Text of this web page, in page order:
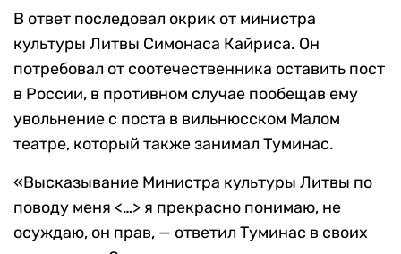
В ответ последовал окрик от министра
культуры Литвы Симонаса Кайриса. Он
потребовал от соотечественника оставить пост
в России, в противном случае пообещав ему
увольнение с поста в вильнюсском Малом
театре, который также занимал Туминас.
«Высказывание Министра культуры Литвы по
поводу меня <…> я прекрасно понимаю, не
осуждаю, он прав, — ответил Туминас в своих